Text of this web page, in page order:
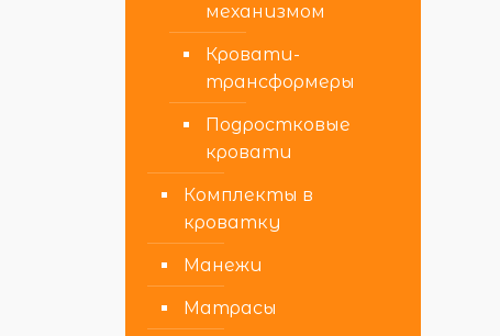
механизмом
Кровати-
трансформеры
Подростковые
кровати
Комплекты в
кроватку
Манежи
Матрасы